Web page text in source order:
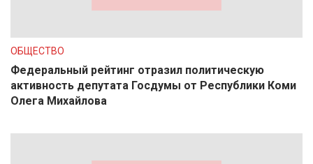
ОБЩЕСТВО
Федеральный рейтинг отразил политическую
активность депутата Госдумы от Республики Коми
Олега Михайлова